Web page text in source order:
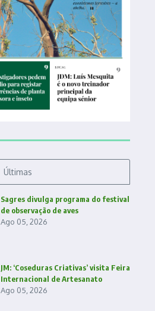
Últimas
Sagres divulga programa do festival
de observação de aves
Ago 05, 2026
JM: ‘Coseduras Criativas’ visita Feira
Internacional de Artesanato
Ago 05, 2026